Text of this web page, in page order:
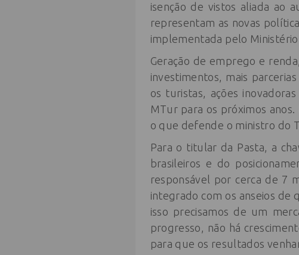
isenção de vistos aliada ao
representam as novas
implementada pelo
Geração de emprego e
investimentos, mais
os turistas, ações
MTur para os próximos
o que defende o ministro do
Para o titular da Pasta, a
brasileiros e do
responsável por cerca de 7
integrado com os anseios de
isso precisamos de um
progresso, não há
para que os resultados